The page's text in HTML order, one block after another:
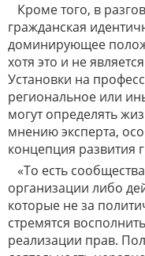
Кроме того, в
гражданская
доминирующее
хотя это и не
Установки на
региональное или
могут определять
мнению эксперта,
концепция развития
«То есть
организации либо
которые не за
стремятся
реализации прав.